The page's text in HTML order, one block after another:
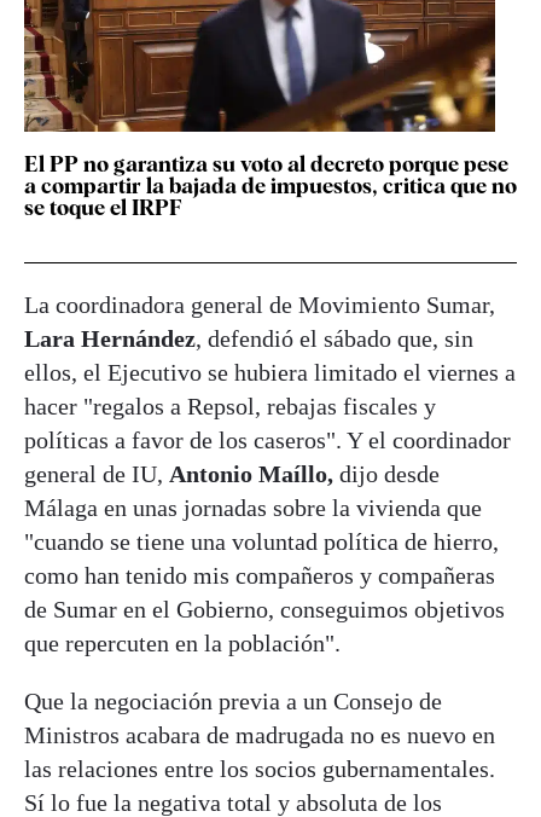
El PP no garantiza su voto al decreto porque pese
a compartir la bajada de impuestos, critica que no
se toque el IRPF
La coordinadora general de Movimiento Sumar,
Lara Hernández, defendió el sábado que, sin
ellos, el Ejecutivo se hubiera limitado el viernes a
hacer "regalos a Repsol, rebajas fiscales y
políticas a favor de los caseros". Y el coordinador
general de IU, Antonio Maíllo, dijo desde
Málaga en unas jornadas sobre la vivienda que
"cuando se tiene una voluntad política de hierro,
como han tenido mis compañeros y compañeras
de Sumar en el Gobierno, conseguimos objetivos
que repercuten en la población".
Que la negociación previa a un Consejo de
Ministros acabara de madrugada no es nuevo en
las relaciones entre los socios gubernamentales.
Sí lo fue la negativa total y absoluta de los